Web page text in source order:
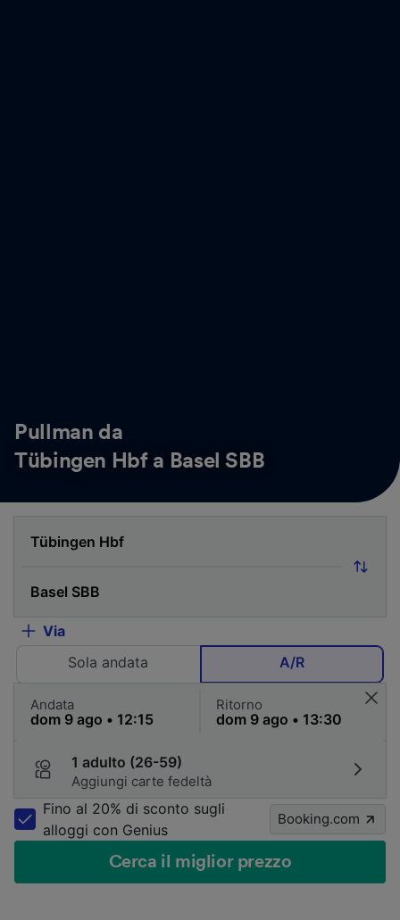
Pullman da
Tübingen Hbf a Basel SBB
Via
Sola andata
A/R
Andata Ritorno
1 adulto (26-59)
Aggiungi carte fedeltà
Fino al 20% di sconto sugli
alloggi con Genius
Booking.com
Cerca il miglior prezzo